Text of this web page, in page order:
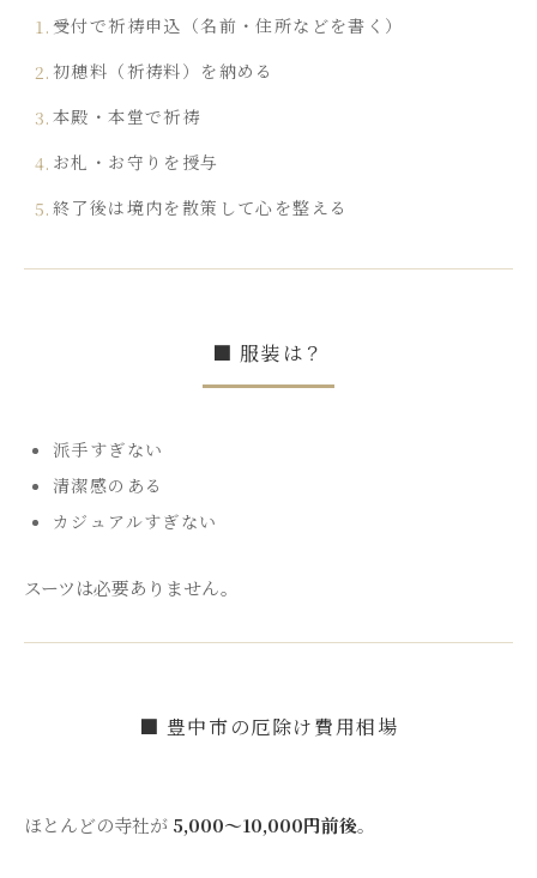
受付で祈祷申込（名前・住所などを書く）
初穂料（祈祷料）を納める
本殿・本堂で祈祷
お札・お守りを授与
終了後は境内を散策して心を整える
■ 服装は？
派手すぎない
清潔感のある
カジュアルすぎない
スーツは必要ありません。
■ 豊中市の厄除け費用相場
ほとんどの寺社が 5,000〜10,000円前後。